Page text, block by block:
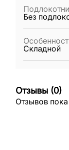
Без
Складной
Отзывы (0)
Отзывов